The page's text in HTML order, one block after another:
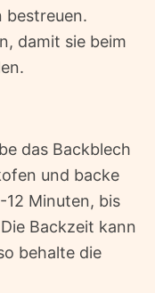
bestreuen.
damit sie beim
das Backblech
und backe
Minuten, bis
Backzeit kann
behalte die